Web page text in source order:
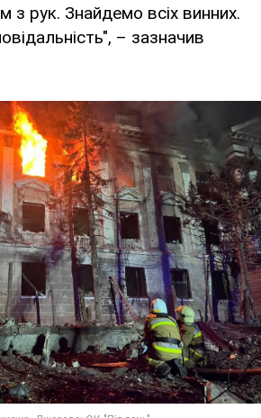
з рук. Знайдемо всіх винних.
– зазначив